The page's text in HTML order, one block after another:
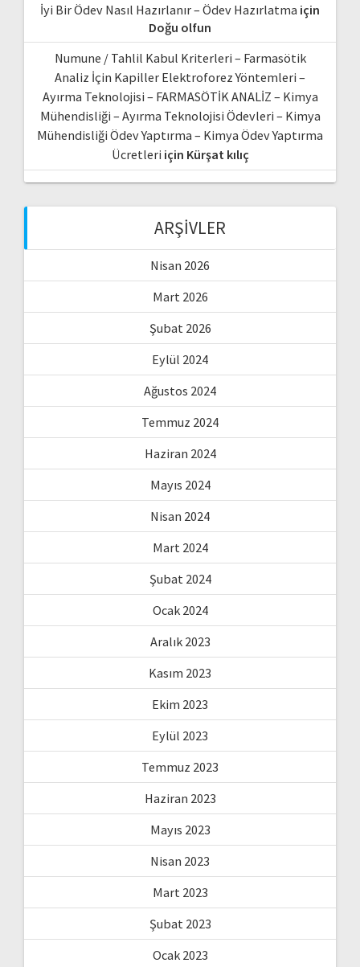
İyi Bir Ödev Nasıl Hazırlanır – Ödev Hazırlatma için
Doğu olfun
Numune / Tahlil Kabul Kriterleri – Farmasötik
Analiz İçin Kapiller Elektroforez Yöntemleri –
Ayırma Teknolojisi – FARMASÖTİK ANALİZ – Kimya
Mühendisliği – Ayırma Teknolojisi Ödevleri – Kimya
Mühendisliği Ödev Yaptırma – Kimya Ödev Yaptırma
Ücretleri için Kürşat kılıç
ARŞIVLER
Nisan 2026
Mart 2026
Şubat 2026
Eylül 2024
Ağustos 2024
Temmuz 2024
Haziran 2024
Mayıs 2024
Nisan 2024
Mart 2024
Şubat 2024
Ocak 2024
Aralık 2023
Kasım 2023
Ekim 2023
Eylül 2023
Temmuz 2023
Haziran 2023
Mayıs 2023
Nisan 2023
Mart 2023
Şubat 2023
Ocak 2023